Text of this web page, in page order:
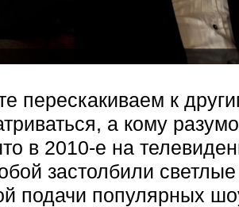
перескакиваем к
а кому
в 2010-е на
застолбили
подачи популярных